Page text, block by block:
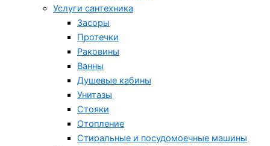
Услуги сантехника
Засоры
Протечки
Раковины
Ванны
Душевые кабины
Унитазы
Стояки
Отопление
Стиральные и посудомоечные машины